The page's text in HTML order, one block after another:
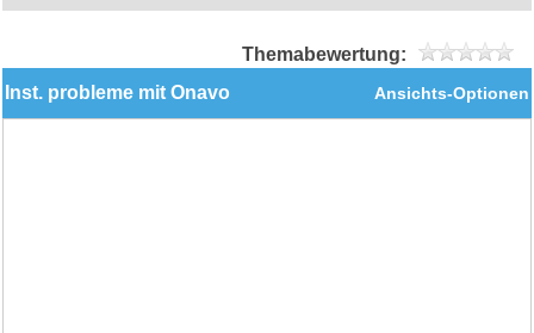
Themabewertung:
Ansichts-Optionen
Inst. probleme mit Onavo